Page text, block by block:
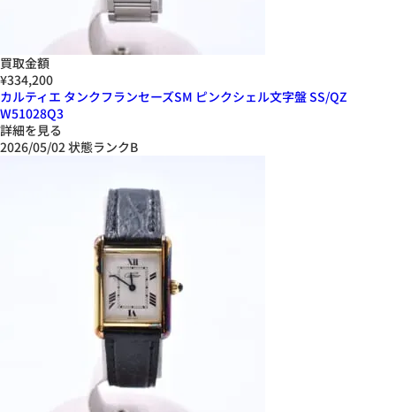
買取金額
¥334,200
カルティエ タンクフランセーズSM ピンクシェル文字盤 SS/QZ
W51028Q3
詳細を見る
2026/05/02状態ランクB